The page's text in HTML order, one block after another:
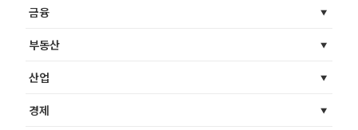
금융
부동산
산업
경제